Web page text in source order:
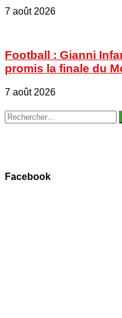
7 août 2026
Football : Gianni
promis la finale du
7 août 2026
Rechercher :
Facebook